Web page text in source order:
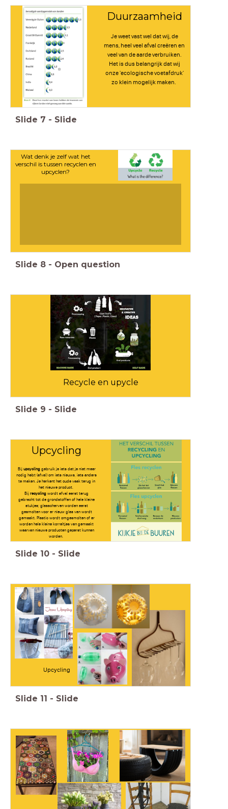
Duurzaamheid
Je weet vast wel dat wij, de
mens, heel veel afval creëren en
veel van de aarde verbruiken.
Het is dus belangrijk dat wij
onze 'ecologische voetafdruk'
zo klein mogelijk maken.
Slide 7 - Slide
Wat denk je zelf wat het
verschil is tussen recyclen en
upcyclen?
Slide 8 - Open question
Recycle en upycle
Slide 9 - Slide
Upcycling
Bij upcycling gebruik je iets dat je niet meer
nodig hebt (afval) om iets nieuws, iets anders
te maken. Je herkent het oude vaak terug in
het nieuwe product.
Bijrecyclingwordt afval eerst terug
gebracht tot de grondstoffen of hele kleine
stukjes; glasscherven worden eerst
gesmolten voor er nieuw glas van wordt
gemaakt. Plastic wordt omgesmolten of er
worden hele kleine korreltjes van gemaakt
waarvan nieuwe producten geperst kunnen
worden.
Slide 10 - Slide
Upcycling
Slide 11 - Slide